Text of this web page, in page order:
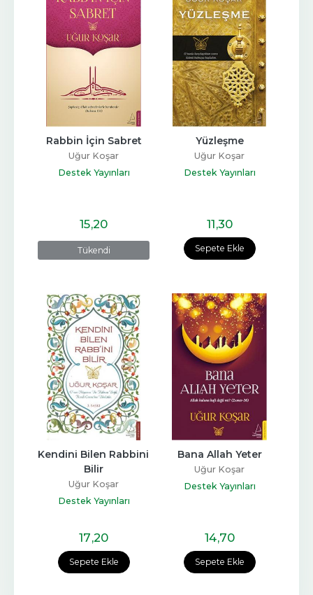
Tükendi
Rabbin İçin Sabret
Uğur Koşar
Destek Yayınları
15,20
Sepete Ekle
Yüzleşme
Uğur Koşar
Destek Yayınları
11,30
Sepete Ekle
Kendini Bilen Rabbini
Bilir
Uğur Koşar
Destek Yayınları
17,20
Sepete Ekle
Bana Allah Yeter
Uğur Koşar
Destek Yayınları
14,70